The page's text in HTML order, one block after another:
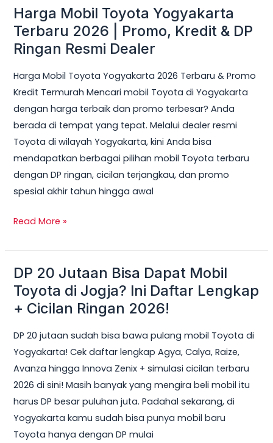
Harga Mobil Toyota Yogyakarta
Terbaru 2026 | Promo, Kredit & DP
Ringan Resmi Dealer
Harga Mobil Toyota Yogyakarta 2026 Terbaru & Promo
Kredit Termurah Mencari mobil Toyota di Yogyakarta
dengan harga terbaik dan promo terbesar? Anda
berada di tempat yang tepat. Melalui dealer resmi
Toyota di wilayah Yogyakarta, kini Anda bisa
mendapatkan berbagai pilihan mobil Toyota terbaru
dengan DP ringan, cicilan terjangkau, dan promo
spesial akhir tahun hingga awal
Harga
Mobil
Toyota
Terbaru
2026
|
Promo,
Kredit
&
DP
Ringan
Dealer
Read More »
DP 20 Jutaan Bisa Dapat Mobil
Toyota di Jogja? Ini Daftar Lengkap
+ Cicilan Ringan 2026!
DP 20 jutaan sudah bisa bawa pulang mobil Toyota di
Yogyakarta! Cek daftar lengkap Agya, Calya, Raize,
Avanza hingga Innova Zenix + simulasi cicilan terbaru
2026 di sini! Masih banyak yang mengira beli mobil itu
harus DP besar puluhan juta. Padahal sekarang, di
Yogyakarta kamu sudah bisa punya mobil baru
Toyota hanya dengan DP mulai
DP
20
Jutaan
Dapat
Mobil
Toyota
di
Jogja?
Ini
Daftar